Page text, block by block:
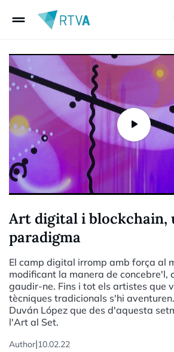
drag_handle
Art digital i blockchain,
paradigma
El camp digital irromp amb força al
modificant la manera de concebre'l,
gaudir-ne. Fins i tot els artistes que
tècniques tradicionals s'hi
Duván López que des d'aquesta
l'Art al Set.
Author|10.02.22